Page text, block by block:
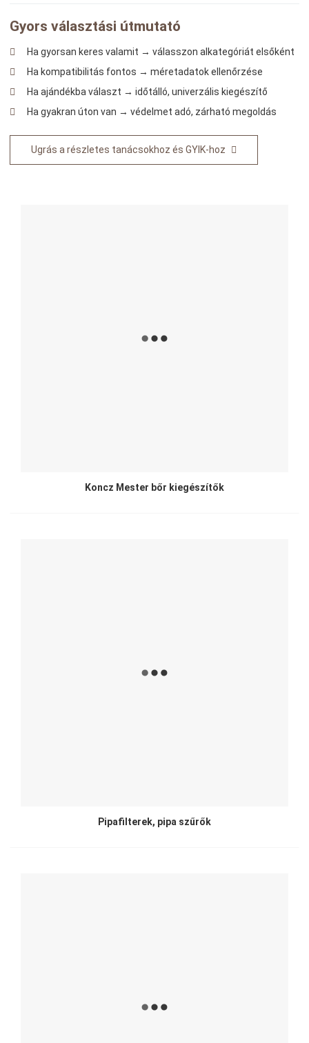
Gyors választási útmutató
Ha gyorsan keres valamit → válasszon alkategóriát elsőként
Ha kompatibilitás fontos → méretadatok ellenőrzése
Ha ajándékba választ → időtálló, univerzális kiegészítő
Ha gyakran úton van → védelmet adó, zárható megoldás
Ugrás a részletes tanácsokhoz és GYIK-hoz
Koncz Mester bőr kiegészítők
Pipafilterek, pipa szűrők